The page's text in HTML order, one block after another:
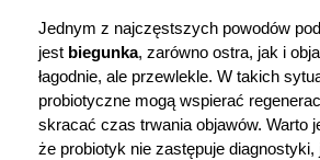
Jednym z najczęstszych powodów
jest biegunka, zarówno ostra, jak i
łagodnie, ale przewlekle. W takich
probiotyczne mogą wspierać
skracać czas trwania objawów. Warto
że probiotyk nie zastępuje diagnostyki,